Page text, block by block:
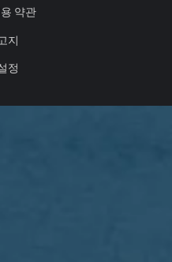
약관
지
정